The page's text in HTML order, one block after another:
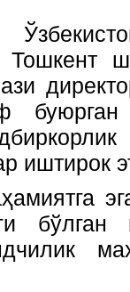
иштирок
бўлган